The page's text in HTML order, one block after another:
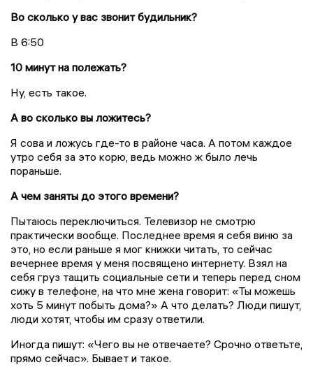
Во сколько у вас звонит будильник?
В 6:50
10 минут на полежать?
Ну, есть такое.
А во сколько вы ложитесь?
Я сова и ложусь где-то в районе часа. А потом каждое
утро себя за это корю, ведь можно ж было лечь
пораньше.
А чем заняты до этого времени?
Пытаюсь переключиться. Телевизор не смотрю
практически вообще. Последнее время я себя виню за
это, но если раньше я мог книжки читать, то сейчас
вечернее время у меня посвящено интернету. Взял на
себя груз тащить социальные сети и теперь перед сном
сижу в телефоне, на что мне жена говорит: «Ты можешь
хоть 5 минут побыть дома?» А что делать? Люди пишут,
люди хотят, чтобы им сразу ответили.
Иногда пишут: «Чего вы не отвечаете? Срочно ответьте,
прямо сейчас». Бывает и такое.